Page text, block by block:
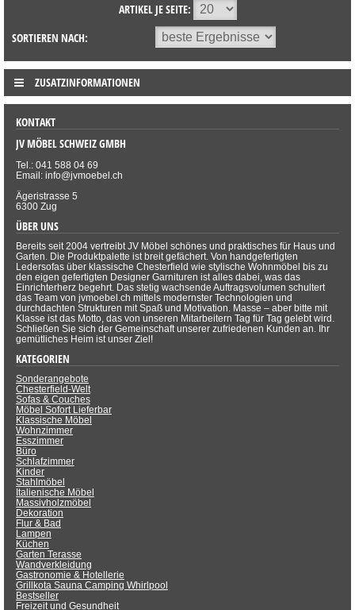
ARTIKEL JE SEITE:
SORTIEREN NACH:
ZUSATZINFORMATIONEN
KONTAKT
JV MÖBEL SCHWEIZ GMBH
Tel.: 041 588 04 69
Email: info@jvmoebel.ch
Ägeristrasse 5
6300 Zug
ÜBER UNS
Bereits seit 2004 vertreibt JV Möbel schönes und praktisches für Haus und
Garten. Die Produktpalette ist breit gefächert. Von handgefertigten
Ledersofas über klassische Chesterfield wie stylische Wohnmöbel bis zu
den eigen gefertigten Designer Garnituren ist alles dabei, was das
Einrichterherz begehrt. Das stetig wachsende Auftragsvolumen schultert
das Team von jvmoebel.ch mittels modernster Technologien und
durchdachten Strukturen mit Spaß und Motivation. Masse – aber bitte mit
Klasse ist das Motto, das von unseren Mitarbeitern Tag für Tag gelebt wird.
Schließen Sie sich der Gemeinschaft unserer zufriedenen Kunden an. Ihr
gemütliches Heim ist unser Ziel!
KATEGORIEN
Sonderangebote
Chesterfield-Welt
Sofas & Couches
Möbel Sofort Lieferbar
Klassische Möbel
Wohnzimmer
Esszimmer
Büro
Schlafzimmer
Kinder
Stahlmöbel
Italienische Möbel
Massivholzmöbel
Dekoration
Flur & Bad
Lampen
Küchen
Garten Terasse
Wandverkleidung
Gastronomie & Hotellerie
Grillkota Sauna Camping Whirlpool
Bestseller
Freizeit und Gesundheit